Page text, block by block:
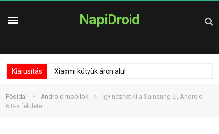
NapiDroid
Kiárusítás Xiaomi kütyük áron alul
Főoldal » Android mobilok »
Így nézhet ki a Samsung új, Android
6.0-s felülete